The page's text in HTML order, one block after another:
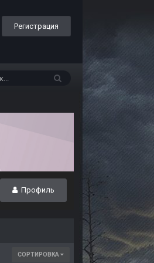
Регистрация
Профиль
СОРТИРОВКА